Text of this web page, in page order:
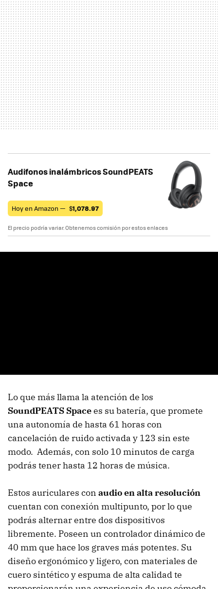
Audifonos inalámbricos SoundPEATS
Space
Hoy en Amazon — $1,078.97
El precio podría variar. Obtenemos comisión por estos enlaces
Lo que más llama la atención de los
SoundPEATS Spacees su batería, que promete
una autonomía de hasta 61 horas con
cancelación de ruido activada y 123 sin este
modo. Además, con solo 10 minutos de carga
podrás tener hasta 12 horas de música.
Estos auriculares con audio en alta resolución
cuentan con conexión multipunto, por lo que
podrás alternar entre dos dispositivos
libremente. Poseen un controlador dinámico de
40 mm que hace los graves más potentes. Su
diseño ergonómico y ligero, con materiales de
cuero sintético y espuma de alta calidad te